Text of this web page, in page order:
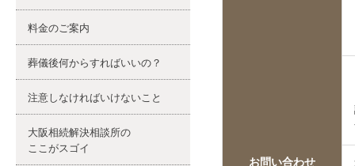
お問い合わせ
料金のご案内
葬儀後何からすればいいの？
注意しなければいけないこと
大阪相続解決相談所の
ここがスゴイ